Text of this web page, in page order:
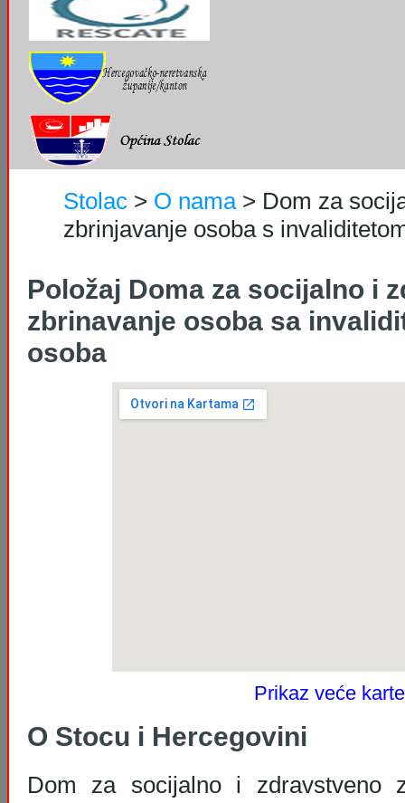
Stolac > O nama> Dom za
zbrinjavanje osoba s
Položaj Doma za socijalno i
zbrinavanje osoba sa
osoba
Prikaz veće karte
O Stocu i Hercegovini
Dom za socijalno i zdravstveno